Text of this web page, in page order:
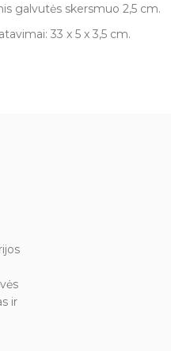
galvutės skersmuo 2,5 cm.
33 x 5 x 3,5 cm.
ir